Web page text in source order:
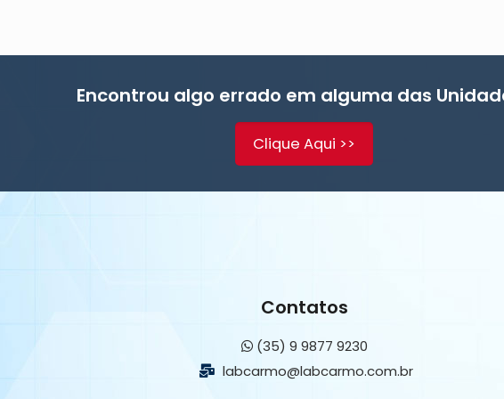
Encontrou algo errado em alguma das
Clique Aqui >>
Contatos
(35) 9 9877 9230
labcarmo@labcarmo.com.br